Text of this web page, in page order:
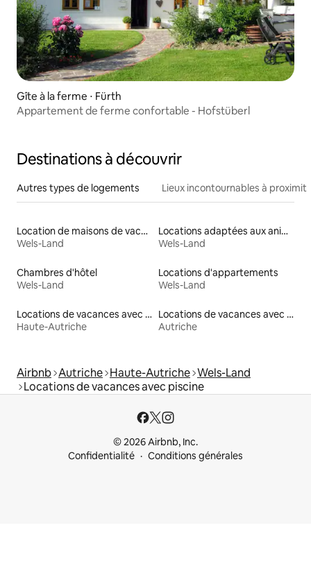
Gîte à la ferme ⋅ Fürth
Appartement de ferme confortable - Hofstüberl
Destinations à découvrir
Autres types de logements Lieux incontournables à
Location de maisons de vacances
Wels-Land
Locations adaptées aux animaux
Wels-Land
Chambres d'hôtel
Wels-Land
Locations d'appartements
Wels-Land
Locations de vacances avec piscine
Haute-Autriche
Locations de vacances avec piscine
Autriche
Airbnb Autriche Haute-Autriche Wels-Land
Locations de vacances avec piscine
© 2026 Airbnb, Inc.
Confidentialité
Conditions générales